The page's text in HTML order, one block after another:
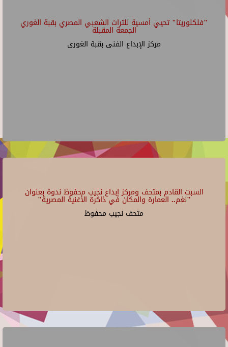
"فلكلوريتا" تحيي أمسية للتراث الشعبي المصري بقبة الغوري
الجمعة المقبلة
مركز الإبداع الفنى بقبة الغورى
السبت القادم بمتحف ومركز إبداع نجيب محفوظ ندوة بعنوان
"نغم.. العمارة والمكان في ذاكرة الأغنية المصرية"
متحف نجيب محفوظ